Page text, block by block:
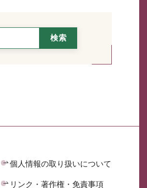
個人情報の取り扱いについて
リンク・著作権・免責事項